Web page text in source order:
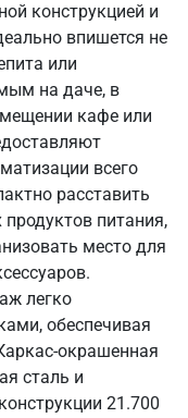
конструкцией и
впишется не
или
на даче, в
кафе или
всего
расставить
питания,
место для
легко
обеспечивая
окрашенная
сталь и
21.700